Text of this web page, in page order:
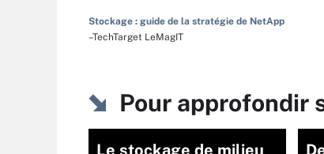
Stockage : guide de la stratégie de NetApp
–TechTarget LeMagIT
Pour approfondir
Le stockage de milieu